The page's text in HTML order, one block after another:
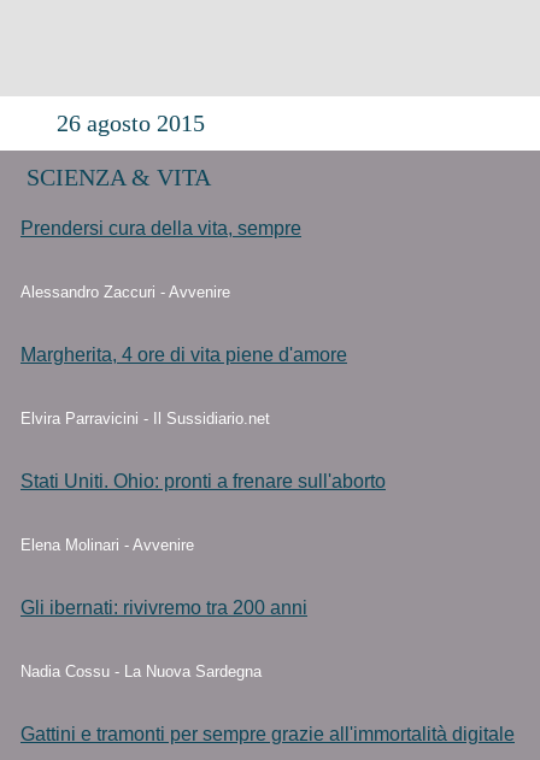
26 agosto 2015
SCIENZA & VITA
Prendersi cura della vita, sempre
Alessandro Zaccuri - Avvenire
Margherita, 4 ore di vita piene d'amore
Elvira Parravicini - Il Sussidiario.net
Stati Uniti. Ohio: pronti a frenare sull'aborto
Elena Molinari - Avvenire
Gli ibernati: rivivremo tra 200 anni
Nadia Cossu - La Nuova Sardegna
Gattini e tramonti per sempre grazie all'immortalità digitale